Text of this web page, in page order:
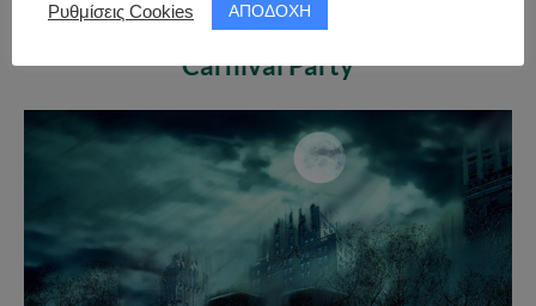
12.03.2016 – Anime Greek Lovers
Carnival Party
Ρυθμίσεις Cookies ΑΠΟΔΟΧΗ